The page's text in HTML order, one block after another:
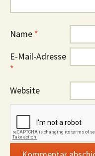
Name *
E-Mail-Adresse
*
Website